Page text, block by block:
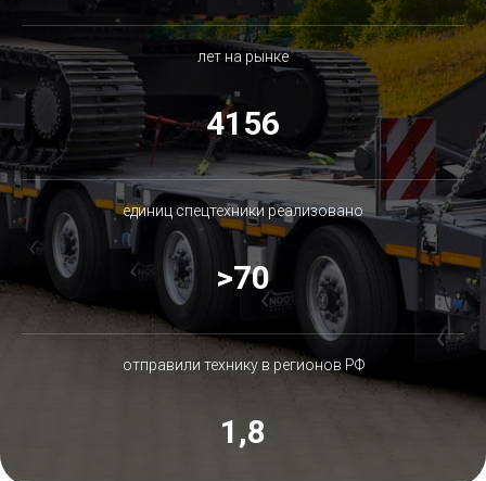
лет на рынке
4156
единиц спецтехники реализовано
>70
отправили технику в регионов РФ
1,8